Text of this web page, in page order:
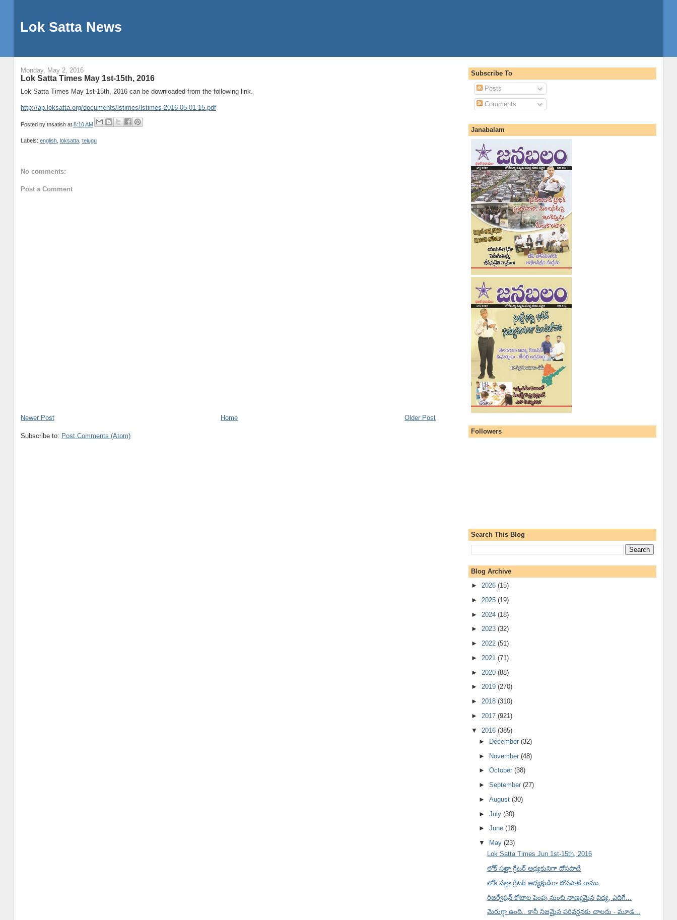
Lok Satta News
Monday, May 2, 2016
Lok Satta Times May 1st-15th, 2016
Lok Satta Times May 1st-15th, 2016 can be downloaded from the following link.
http://ap.loksatta.org/documents/lstimes/lstimes-2016-05-01-15.pdf
Posted by tnsatish at 8:10 AM
Labels: english, loksatta, telugu
No comments:
Post a Comment
Newer Post Older Post
Home
Subscribe to: Post Comments (Atom)
Subscribe To
Posts
Comments
Janabalam
Followers
Search This Blog
Blog Archive
► 2026 (15)
► 2025 (19)
► 2024 (18)
► 2023 (32)
► 2022 (51)
► 2021 (71)
► 2020 (88)
► 2019 (270)
► 2018 (310)
► 2017 (921)
▼ 2016 (385)
►
December(32)
► November(48)
►October(38)
►September(27)
►August(30)
►July(30)
►June(18)
▼
May(23)
Lok Satta Times Jun 1st-15th, 2016
లోక్ సత్తా గ్రేటర్ అధ్యకునిగా దోసపాటి
లోక్ సత్తా గ్రేటర్ అధ్యక్షుడిగా దోసపాటి రాము
రిజర్వేషన్ కోటాల పెంపు నుంచి నాణ్యమైన విద్య, ఎదిగే...
మెరుగ్గా ఉంది.. కానీ నిజమైన పరివర్తనకు చాలదు - మూడ...